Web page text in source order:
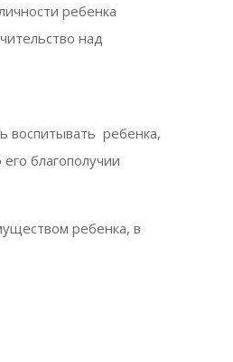
ребенка
над
воспитывать ребенка,
благополучии
ребенка, в